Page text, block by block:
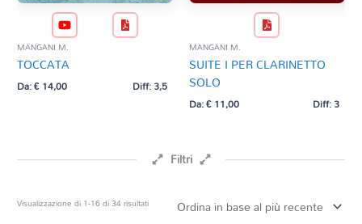
MANGANI M.
TOCCATA
Da:€14,00 Diff: 3,5
MANGANI M.
SUITE I PER CLARINETTO
SOLO
Da:€11,00 Diff: 3
Filtri
Visualizzazione di 1-16 di 34 risultatiOrdina
in